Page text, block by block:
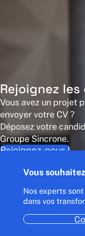
Rejoignez les
Vous avez un projet
envoyer votre CV ?
Déposez votre
Groupe Sincrone.
Rejoignez-nous !
Vous
Nos experts
dans vos